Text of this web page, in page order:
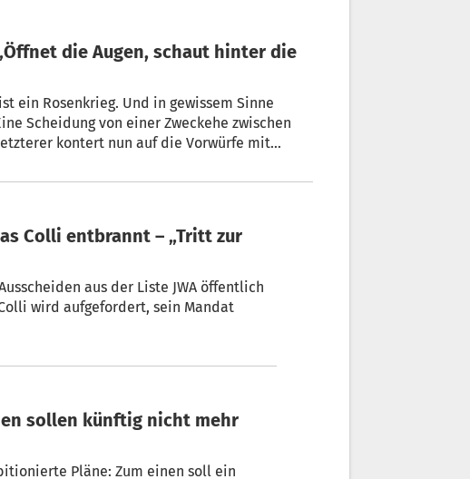
ein Rosenkrieg. Und in gewissem Sinne
Scheidung von einer Zweckehe zwischen
kontert nun auf die Vorwürfe mit
aus der Liste JWA öffentlich
wird aufgefordert, sein Mandat
Pläne: Zum einen soll ein